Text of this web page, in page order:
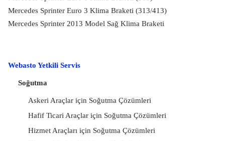
Mercedes Sprinter Euro 3 Klima Braketi (313/413)
Mercedes Sprinter 2013 Model Sağ Klima Braketi
Webasto Yetkili Servis
Soğutma
Askeri Araçlar için Soğutma Çözümleri
Hafif Ticari Araçlar için Soğutma Çözümleri
Hizmet Araçları için Soğutma Çözümleri